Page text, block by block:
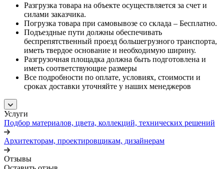
Разгрузка товара на объекте осуществляется за счет и
силами заказчика.
Погрузка товара при самовывозе со склада – Бесплатно.
Подъездные пути должны обеспечивать
беспрепятственный проезд большегрузного транспорта,
иметь твердое основание и необходимую ширину.
Разгрузочная площадка должна быть подготовлена и
иметь соответствующие размеры
Все подробности по оплате, условиях, стоимости и
сроках доставки уточняйте у наших менеджеров
Услуги
Подбор материалов, цвета, коллекций, технических решений
Архитекторам, проектировщикам, дизайнерам
Отзывы